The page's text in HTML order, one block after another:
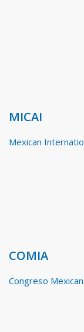
MICAI
Mexican
COMIA
Congreso